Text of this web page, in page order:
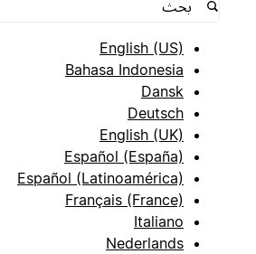
English (US)
Bahasa Indonesia
Dansk
Deutsch
English (UK)
Español (España)
Español (Latinoamérica)
Français (France)
Italiano
Nederlands